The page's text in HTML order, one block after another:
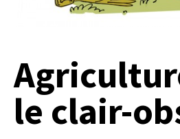
le clair-